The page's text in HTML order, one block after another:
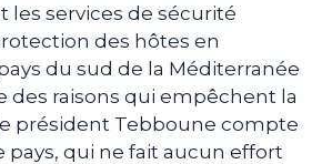
services de sécurité
des hôtes en
du sud de la Méditerranée
des raisons qui empêchent la
président Tebboune compte
pays, qui ne fait aucun effort